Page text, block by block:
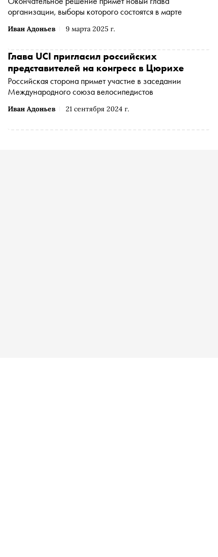
Иван Адоньев 9 марта 2025 г.
организации, выборы которого состоятся в марте
Иван Адоньев 21 сентября 2024 г.
Глава UCI пригласил российских
представителей на конгресс в Цюрихе
Российская сторона примет участие в заседании
Международного союза велосипедистов